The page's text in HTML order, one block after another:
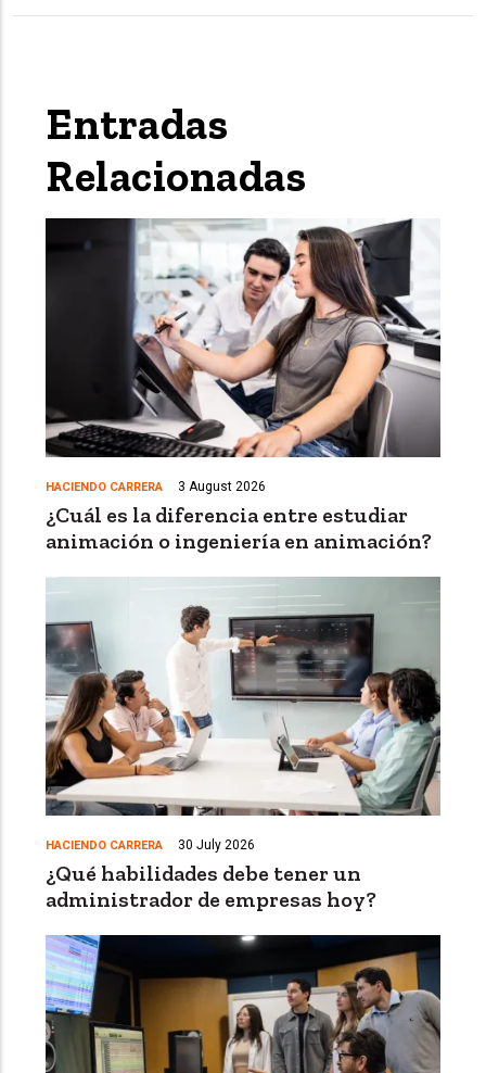
Entradas
Relacionadas
HACIENDO CARRERA 3 August 2026
¿Cuál es la diferencia entre estudiar
animación o ingeniería en animación?
HACIENDO CARRERA 30 July 2026
¿Qué habilidades debe tener un
administrador de empresas hoy?